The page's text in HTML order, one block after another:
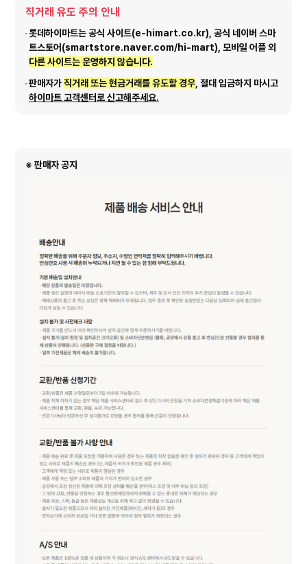
직거래 유도 주의 안내
롯데하이마트는 공식 사이트(e-himart.co.kr), 공식 네이버 스마
트스토어(smartstore.naver.com/hi-mart), 모바일 어플 외
다른 사이트는 운영하지 않습니다.
판매자가직거래 또는 현금거래를 유도할 경우 , 절대 입금하지 마시고
하이마트 고객센터로 신고해주세요.
※ 판매자 공지